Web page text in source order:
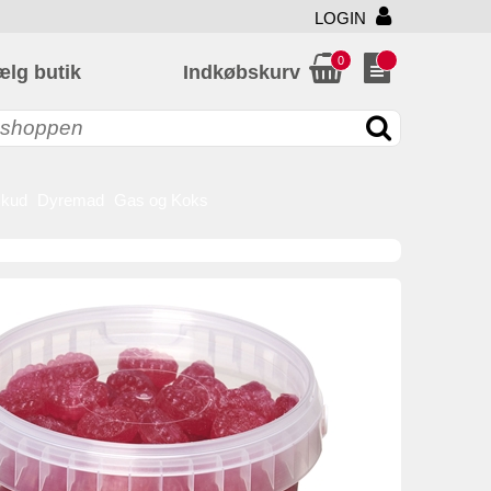
LOGIN
butik Indkøbskurv
0